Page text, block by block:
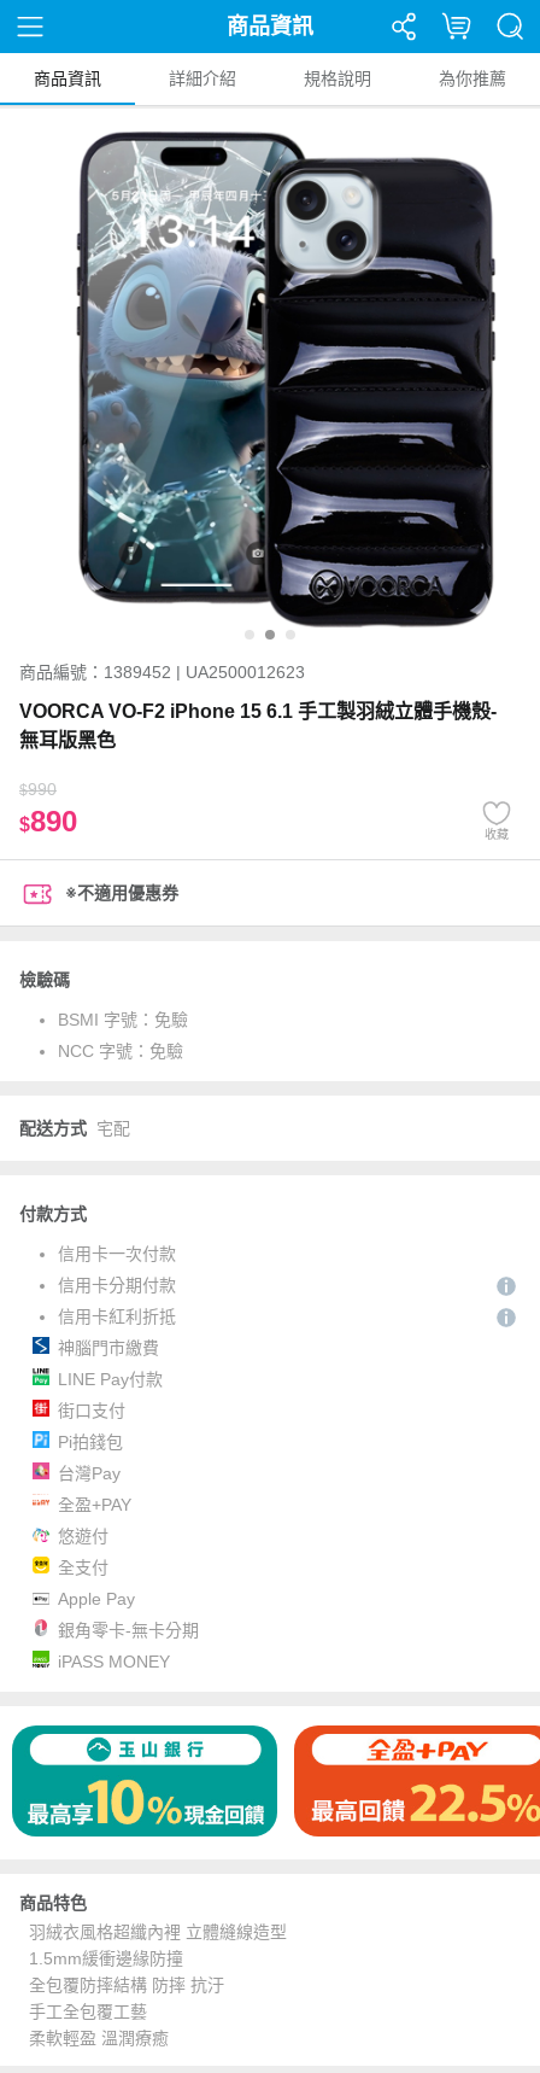
商品資訊
商品資訊 詳細介紹 規格說明 為你推薦
商品編號：1389452 | UA2500012623
VOORCA VO-F2 iPhone 15 6.1 手工製羽絨立體手機殼-
無耳版黑色
$990
$890 收藏
※不適用優惠券
檢驗碼
BSMI 字號： 免驗
NCC 字號： 免驗
配送方式 宅配
付款方式
信用卡一次付款
信用卡分期付款
信用卡紅利折抵
神腦門市繳費
LINE Pay付款
街口支付
Pi拍錢包
台灣Pay
全盈+PAY
悠遊付
全支付
Apple Pay
銀角零卡-無卡分期
iPASS MONEY
商品特色
羽絨衣風格超纖內裡 立體縫線造型
1.5mm緩衝邊緣防撞
全包覆防摔結構 防摔 抗汙
手工全包覆工藝
柔軟輕盈 溫潤療癒